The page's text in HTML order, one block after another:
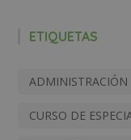
ETIQUETAS
ADMINISTRACIÓN
CURSO DE